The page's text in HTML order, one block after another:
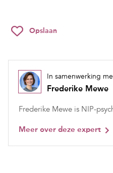
Opslaan
In samenwerking
Frederike Mewe
Frederike Mewe is NIP-
Meer over deze expert